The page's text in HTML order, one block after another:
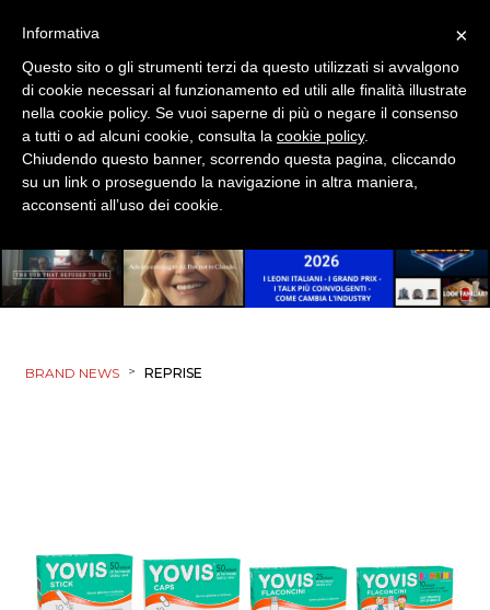
BRAND NEWS > REPRISE
×
Informativa
Questo sito o gli strumenti terzi da questo utilizzati si avvalgono
di cookie necessari al funzionamento ed utili alle finalità illustrate
nella cookie policy. Se vuoi saperne di più o negare il consenso
a tutti o ad alcuni cookie, consulta la cookie policy.
Chiudendo questo banner, scorrendo questa pagina, cliccando
su un link o proseguendo la navigazione in altra maniera,
acconsenti all’uso dei cookie.